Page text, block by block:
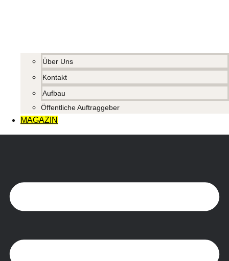
Über Uns
Kontakt
Aufbau
Öffentliche Auftraggeber
MAGAZIN